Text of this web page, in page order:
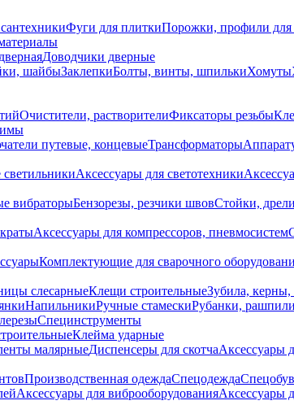
Фуги для плиткиПорожки, профили для
Доводчики дверные
шайбыЗаклепкиБолты, винты, шпилькиХомуты
Очистители, растворителиФиксаторы резьбы
путевые, концевыеТрансформаторы
Аксессуары для светотехники
вибраторыБензорезы, резчики швовСтойки,
Аксессуары для компрессоров, пневмосистем
Комплектующие для сварочного
слесарныеКлещи строительныеЗубила, керны,
НапильникиРучные стамескиРубанки,
Специнструменты
Клейма ударные
малярныеДиспенсеры для скотчаАксессуары
Производственная одеждаСпецодежда
Аксессуары для виброоборудованияАксессуары